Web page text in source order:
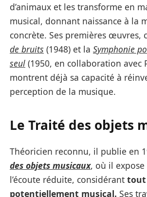
d’animaux et les transforme en
musical, donnant naissance à la
concrète. Ses premières œuvres,
de bruits (1948) et la Symphonie
seul (1950, en collaboration avec
montrent déjà sa capacité à
perception de la musique.
Le Traité des objets
Théoricien reconnu, il publie en
des objets musicaux, où il
l’écoute réduite, considérant tout
potentiellement musical. Ses